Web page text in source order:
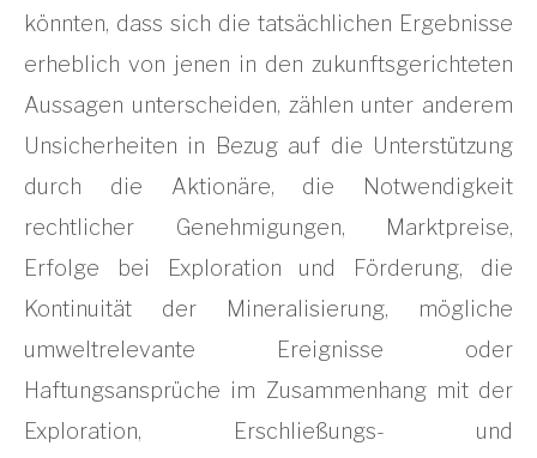
könnten, dass sich die tatsächlichen Ergebnisse
erheblich von jenen in den zukunftsgerichteten
Aussagen unterscheiden, zählen unter anderem
Unsicherheiten in Bezug auf die Unterstützung
durch die Aktionäre, die Notwendigkeit
rechtlicher Genehmigungen, Marktpreise,
Erfolge bei Exploration und Förderung, die
Kontinuität der Mineralisierung, mögliche
umweltrelevante Ereignisse oder
Haftungsansprüche im Zusammenhang mit der
Exploration, Erschließungs- und